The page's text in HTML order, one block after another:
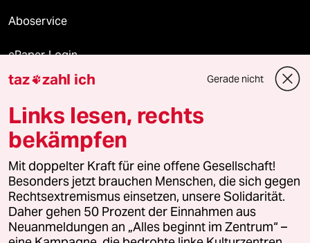
Aboservice
ePaper Login
Downloads für Abonnierende
© 2026 taz Verlags und Vertriebs GmbH
Alle Rechte vorbehalten. Bei rechtlichen Fragen oder für Genehmigungen
wenden Sie sich bitte an
lizenzen@taz.de
Feedback Redaktionsstatut Kommune-Richtlinien
taz zahl ich Gerade nicht
Links lesen, rechts
bekämpfen
Mit doppelter Kraft für eine offene Gesellschaft!
Besonders jetzt brauchen Menschen, die sich gegen
Rechtsextremismus einsetzen, unsere Solidarität.
Daher gehen 50 Prozent der Einnahmen aus
Neuanmeldungen an „Alles beginnt im Zentrum“ –